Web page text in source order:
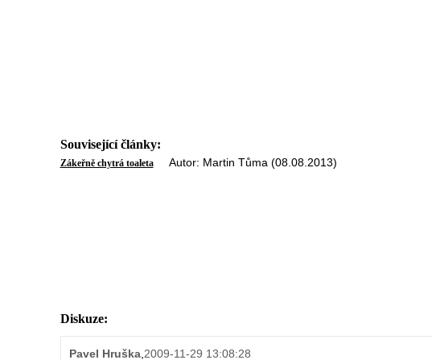
Související články:
Zákeřně chytrá toaletaAutor: Martin Tůma (08.08.2013)
Diskuze:
Pavel Hruška,2009-11-29 13:08:28